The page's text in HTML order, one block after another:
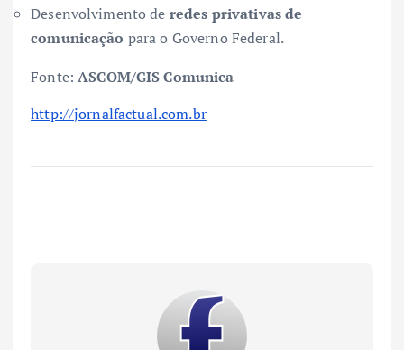
Desenvolvimento de redes privativas de
comunicação para o Governo Federal.
Fonte:ASCOM/GIS Comunica
http://jornalfactual.com.br